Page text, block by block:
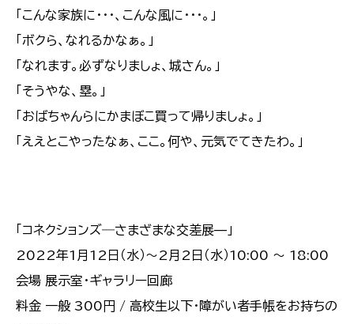
「こんな家族に・・・、こんな風に・・・。」
「ボクら、なれるかなぁ。」
「なれます。必ずなりましょ、城さん。」
「そうやな、塁。」
「おばちゃんらにかまぼこ買って帰りましょ。」
「ええとこやったなぁ、ここ。何や、元気でてきたわ。」
「コネクションズ―さまざまな交差展—」
2022年1月12日（水）〜2月2日（水）10:00 〜 18:00
会場 展示室・ギャラリー回廊
料金 一般 300円 / 高校生以下・障がい者手帳をお持ちの